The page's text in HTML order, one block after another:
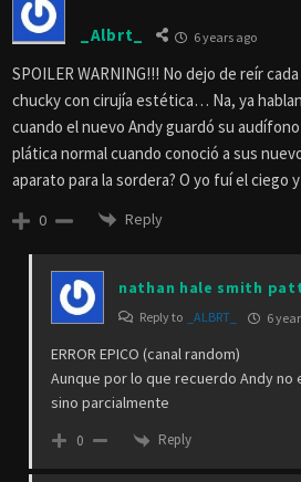
_Albrt_ 6 years ago
SPOILER WARNING!!! No dejo de reír
chucky con cirujía estética… Na, ya
cuando el nuevo Andy guardó su
plática normal cuando conoció a sus
aparato para la sordera? O yo fuí el ciego
0 Reply
nathan hale smith
Reply to _ALBRT_ 6
ERROR EPICO (canal random)
Aunque por lo que recuerdo Andy
sino parcialmente
0 Reply